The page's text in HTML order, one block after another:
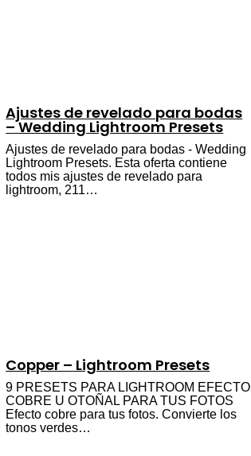
Ajustes de revelado para bodas
– Wedding Lightroom Presets
Ajustes de revelado para bodas - Wedding
Lightroom Presets. Esta oferta contiene
todos mis ajustes de revelado para
lightroom, 211…
Copper – Lightroom Presets
9 PRESETS PARA LIGHTROOM EFECTO
COBRE U OTOÑAL PARA TUS FOTOS
Efecto cobre para tus fotos. Convierte los
tonos verdes…